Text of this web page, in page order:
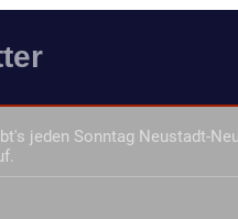
jeden Sonntag Neustadt-